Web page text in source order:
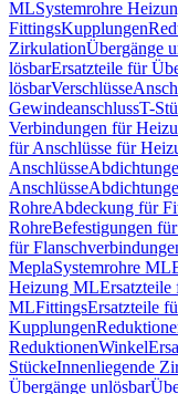
MLSystemrohre
FittingsKupplungen
ZirkulationÜbergänge
lösbarErsatzteile für
lösbarVerschlüsse
GewindeanschlussT-
Verbindungen für
für Anschlüsse für
Anschlüsse
Anschlüsse
RohreAbdeckung für
RohreBefestigungen
für
MeplaSystemrohre ML
Heizung MLErsatzteile
MLFittingsErsatzteile
Kupplungen
ReduktionenWinkel
StückeInnenliegende
Übergänge unlösbar